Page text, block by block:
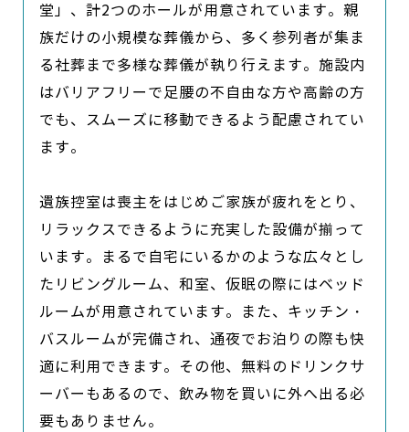
堂」、計2つのホールが用意されています。親
族だけの小規模な葬儀から、多く参列者が集ま
る社葬まで多様な葬儀が執り行えます。施設内
はバリアフリーで足腰の不自由な方や高齢の方
でも、スムーズに移動できるよう配慮されてい
ます。
遺族控室は喪主をはじめご家族が疲れをとり、
リラックスできるように充実した設備が揃って
います。まるで自宅にいるかのような広々とし
たリビングルーム、和室、仮眠の際にはベッド
ルームが用意されています。また、キッチン・
バスルームが完備され、通夜でお泊りの際も快
適に利用できます。その他、無料のドリンクサ
ーバーもあるので、飲み物を買いに外へ出る必
要もありません。